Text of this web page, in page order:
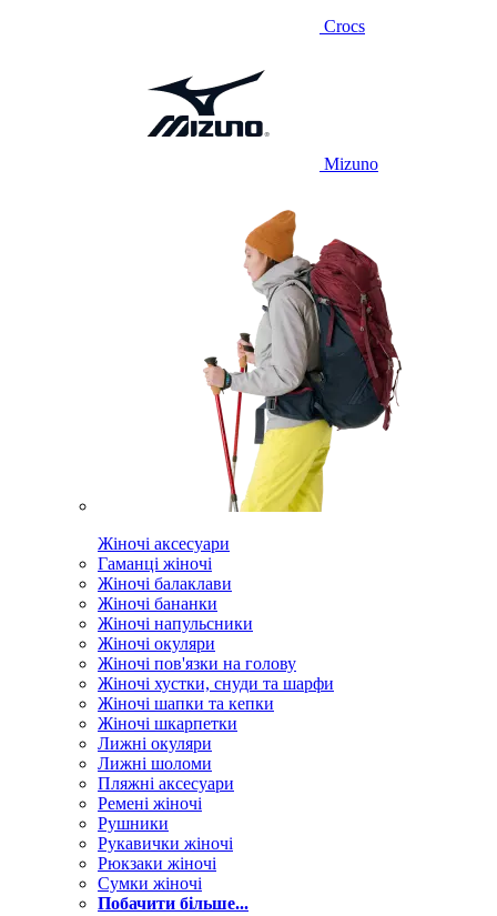
Crocs
Mizuno
Жіночі аксесуари
Гаманці жіночі
Жіночі балаклави
Жіночі бананки
Жіночі напульсники
Жіночі окуляри
Жіночі пов'язки на голову
Жіночі хустки, снуди та шарфи
Жіночі шапки та кепки
Жіночі шкарпетки
Лижні окуляри
Лижні шоломи
Пляжні аксесуари
Ремені жіночі
Рушники
Рукавички жіночі
Рюкзаки жіночі
Сумки жіночі
Побачити більше...